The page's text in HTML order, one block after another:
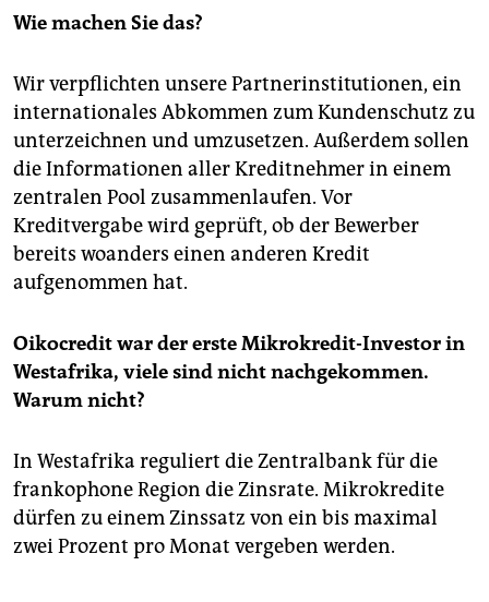
Wie machen Sie das?
Wir verpflichten unsere Partnerinstitutionen, ein
internationales Abkommen zum Kundenschutz zu
unterzeichnen und umzusetzen. Außerdem sollen
die Informationen aller Kreditnehmer in einem
zentralen Pool zusammenlaufen. Vor
Kreditvergabe wird geprüft, ob der Bewerber
bereits woanders einen anderen Kredit
aufgenommen hat.
Oikocredit war der erste Mikrokredit-Investor in
Westafrika, viele sind nicht nachgekommen.
Warum nicht?
In Westafrika reguliert die Zentralbank für die
frankophone Region die Zinsrate. Mikrokredite
dürfen zu einem Zinssatz von ein bis maximal
zwei Prozent pro Monat vergeben werden.